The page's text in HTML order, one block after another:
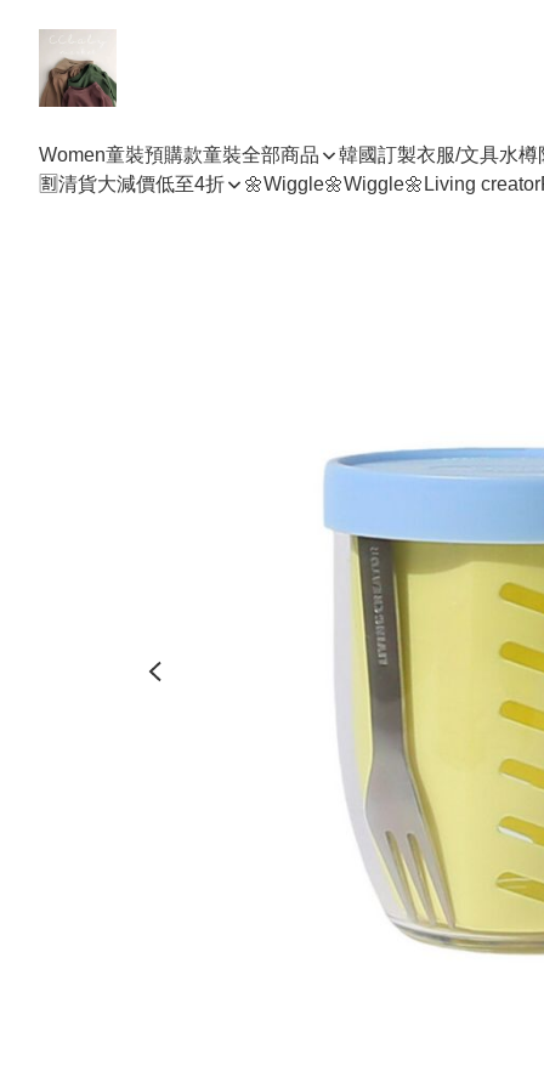
Women童裝預購款童裝全部商品
韓國訂製衣服/文具水樽
🈹清貨大減價低至4折
🌼Wiggle🌼Wiggle🌼 Living creator